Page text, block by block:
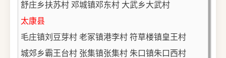
舒庄乡扶苏村 邓城镇邓东村 大武乡大武村
太康县
毛庄镇刘豆芽村 老冢镇港李村 符草楼镇皇王村
城郊乡霸王台村 张集镇张集村 朱口镇朱口西村